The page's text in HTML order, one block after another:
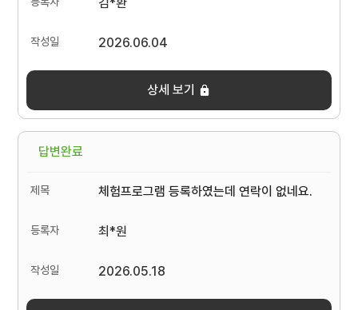
2026.06.04
상세 보기
답변완료
체험프로그램 등록하였는데 연락이 없네요.
최*원
2026.05.18